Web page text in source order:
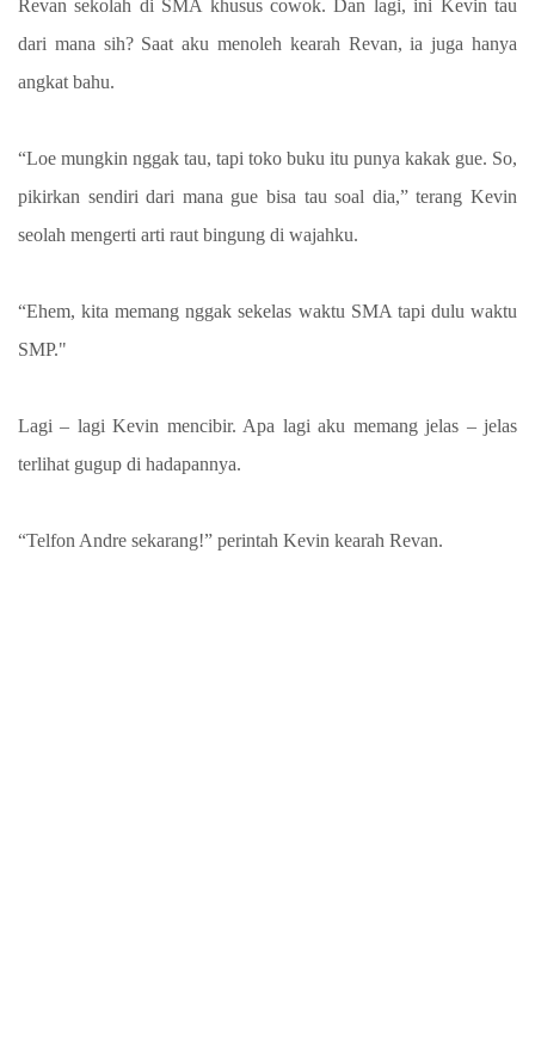
Revan sekolah di SMA khusus cowok. Dan lagi, ini Kevin tau
dari mana sih? Saat aku menoleh kearah Revan, ia juga hanya
angkat bahu.
“Loe mungkin nggak tau, tapi toko buku itu punya kakak gue. So,
pikirkan sendiri dari mana gue bisa tau soal dia,” terang Kevin
seolah mengerti arti raut bingung di wajahku.
“Ehem, kita memang nggak sekelas waktu SMA tapi dulu waktu
SMP."
Lagi – lagi Kevin mencibir. Apa lagi aku memang jelas – jelas
terlihat gugup di hadapannya.
“Telfon Andre sekarang!” perintah Kevin kearah Revan.